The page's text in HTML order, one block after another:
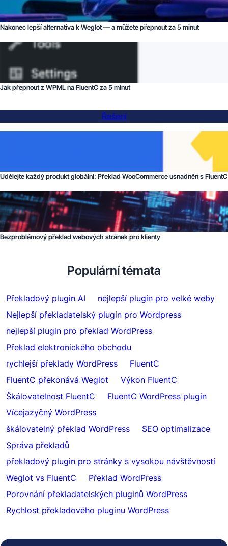
Nakonec lepší alternativa k Weglot — a můžete přepnout za 5 minut
Jak přepnout z WPML na FluentC za 5 minut
Řešení
Udělejte každý produkt globální: Překlad WooCommerce usnadněn s FluentC
Bezproblémový překlad webových stránek pro klienty
Populární témata
Překladový plugin AI
nejlepší plugin pro velké weby
Nejlepší překladatelský plugin pro Wordpress
nejlepší plugin pro překlad WordPress
Překlad elektronického obchodu
rychlejší překlady WordPress
FluentC
FluentC překonává Weglot
Výkon FluentC
Škálovatelnost FluentC
FluentC WordPress plugin
Vícejazyčný WordPress
škálovatelný překlad WordPress
SEO optimalizace
Správa překladů
překladový plugin pro stránky s vysokou návštěvností
Weglot vs FluentC
Překlad WordPress
Porovnání překladatelských pluginů WordPress
Rychlost překladového pluginu WordPress